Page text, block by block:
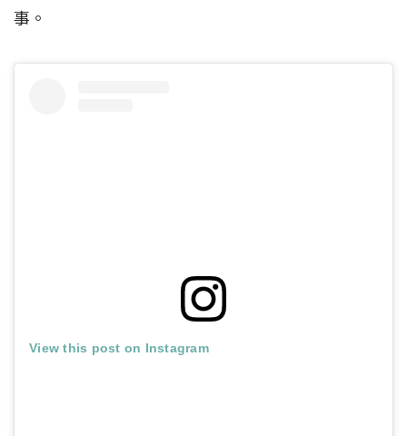
事。
View this post on Instagram